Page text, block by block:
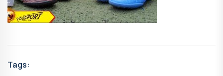
Tags: